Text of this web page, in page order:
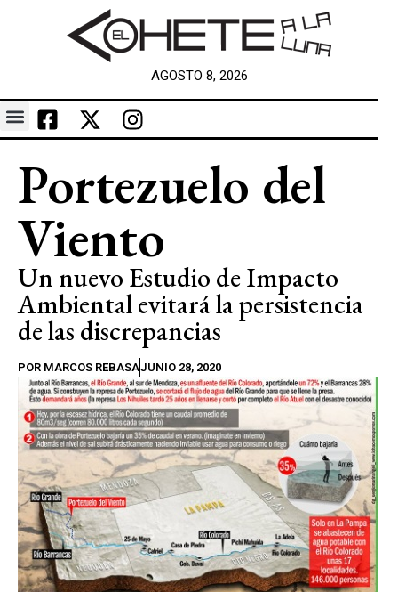
AGOSTO 8, 2026
Portezuelo del
Viento
Un nuevo Estudio de Impacto
Ambiental evitará la persistencia
de las discrepancias
POR MARCOS REBASAJUNIO 28, 2020